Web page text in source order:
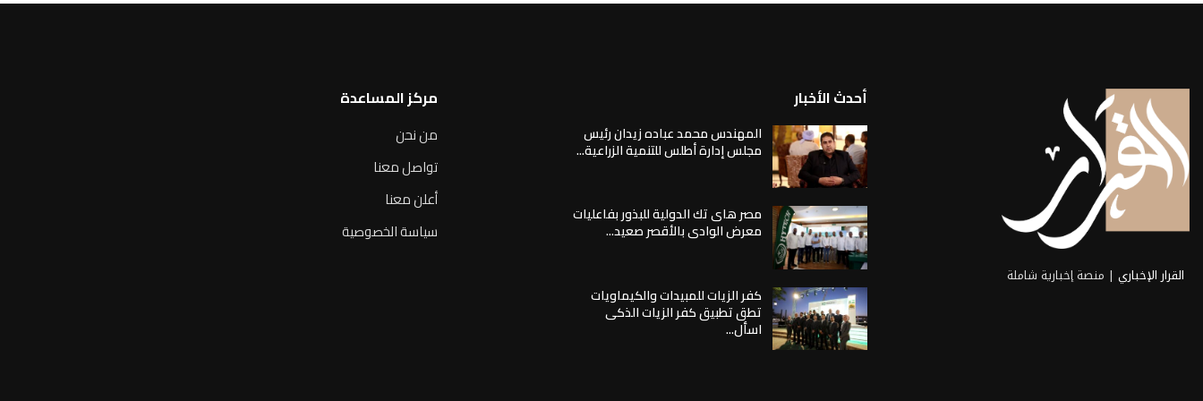
القرار الإخباري | منصة إخبارية شاملة
أحدث الأخبار
المهندس محمد عباده زيدان رئيس
مجلس إدارة أطلس للتنمية الزراعية...
مصر هاى تك الدولية للبذور بفاعليات
معرض الوادى بالأقصر صعيد...
كفر الزيات للمبيدات والكيماويات
تطق تطبيق كفر الزيات الذكى
اسأل...
مركز المساعدة
من نحن
تواصل معنا
أعلن معنا
سياسة الخصوصية